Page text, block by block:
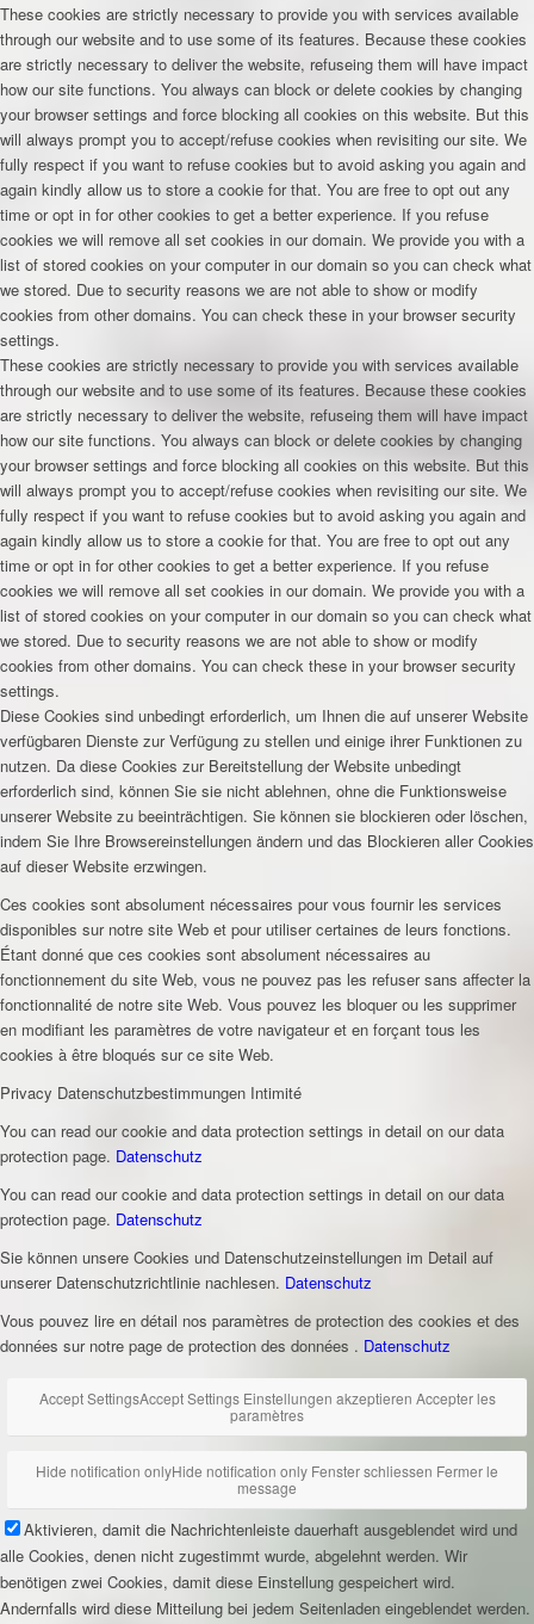
These cookies are strictly necessary to provide you with services available
through our website and to use some of its features. Because these cookies
are strictly necessary to deliver the website, refuseing them will have impact
how our site functions. You always can block or delete cookies by changing
your browser settings and force blocking all cookies on this website. But this
will always prompt you to accept/refuse cookies when revisiting our site. We
fully respect if you want to refuse cookies but to avoid asking you again and
again kindly allow us to store a cookie for that. You are free to opt out any
time or opt in for other cookies to get a better experience. If you refuse
cookies we will remove all set cookies in our domain. We provide you with a
list of stored cookies on your computer in our domain so you can check what
we stored. Due to security reasons we are not able to show or modify
cookies from other domains. You can check these in your browser security
settings.
These cookies are strictly necessary to provide you with services available
through our website and to use some of its features. Because these cookies
are strictly necessary to deliver the website, refuseing them will have impact
how our site functions. You always can block or delete cookies by changing
your browser settings and force blocking all cookies on this website. But this
will always prompt you to accept/refuse cookies when revisiting our site. We
fully respect if you want to refuse cookies but to avoid asking you again and
again kindly allow us to store a cookie for that. You are free to opt out any
time or opt in for other cookies to get a better experience. If you refuse
cookies we will remove all set cookies in our domain. We provide you with a
list of stored cookies on your computer in our domain so you can check what
we stored. Due to security reasons we are not able to show or modify
cookies from other domains. You can check these in your browser security
settings.
Diese Cookies sind unbedingt erforderlich, um Ihnen die auf unserer Website
verfügbaren Dienste zur Verfügung zu stellen und einige ihrer Funktionen zu
nutzen. Da diese Cookies zur Bereitstellung der Website unbedingt
erforderlich sind, können Sie sie nicht ablehnen, ohne die Funktionsweise
unserer Website zu beeinträchtigen. Sie können sie blockieren oder löschen,
indem Sie Ihre Browsereinstellungen ändern und das Blockieren aller Cookies
auf dieser Website erzwingen.
Ces cookies sont absolument nécessaires pour vous fournir les services
disponibles sur notre site Web et pour utiliser certaines de leurs fonctions.
Étant donné que ces cookies sont absolument nécessaires au
fonctionnement du site Web, vous ne pouvez pas les refuser sans affecter la
fonctionnalité de notre site Web. Vous pouvez les bloquer ou les supprimer
en modifiant les paramètres de votre navigateur et en forçant tous les
cookies à être bloqués sur ce site Web.
Privacy Datenschutzbestimmungen Intimité
You can read our cookie and data protection settings in detail on our data
protection page. Datenschutz
You can read our cookie and data protection settings in detail on our data
protection page. Datenschutz
Sie können unsere Cookies und Datenschutzeinstellungen im Detail auf
unserer Datenschutzrichtlinie nachlesen. Datenschutz
Vous pouvez lire en détail nos paramètres de protection des cookies et des
données sur notre page de protection des données . Datenschutz
Accept SettingsAccept Settings Einstellungen akzeptieren Accepter les
paramètres
Hide notification onlyHide notification only Fenster schliessen Fermer le
message
Aktivieren, damit die Nachrichtenleiste dauerhaft ausgeblendet wird und
alle Cookies, denen nicht zugestimmt wurde, abgelehnt werden. Wir
benötigen zwei Cookies, damit diese Einstellung gespeichert wird.
Andernfalls wird diese Mitteilung bei jedem Seitenladen eingeblendet werden.